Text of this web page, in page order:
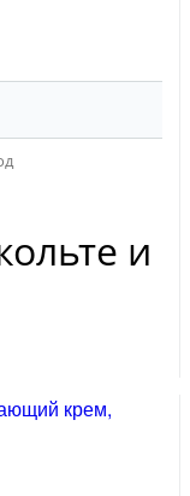
и
крем,